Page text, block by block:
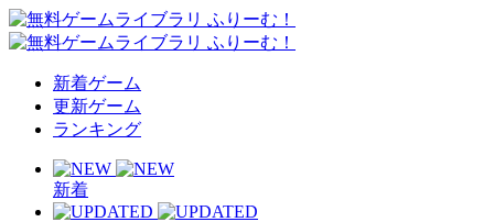
新着ゲーム
更新ゲーム
ランキング
新着